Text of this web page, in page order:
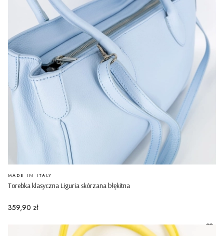
Torebka klasyczna Liguria skórzana błękitna
PRODUCENT
MADE IN ITALY
Cena
359,90 zł